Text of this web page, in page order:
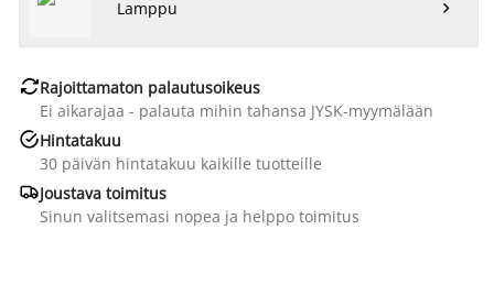
Lamppu 
Rajoittamaton palautusoikeus
Ei aikarajaa - palauta mihin tahansa JYSK-myymälään
Hintatakuu
30 päivän hintatakuu kaikille tuotteille
Joustava toimitus
Sinun valitsemasi nopea ja helppo toimitus